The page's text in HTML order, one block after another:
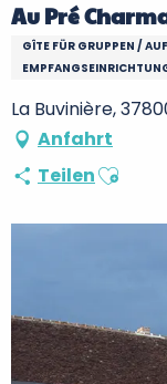
Au Pré
GÎTE FÜR GRUPPEN /
La Buvinière,
Anfahrt
TeilenAjouter